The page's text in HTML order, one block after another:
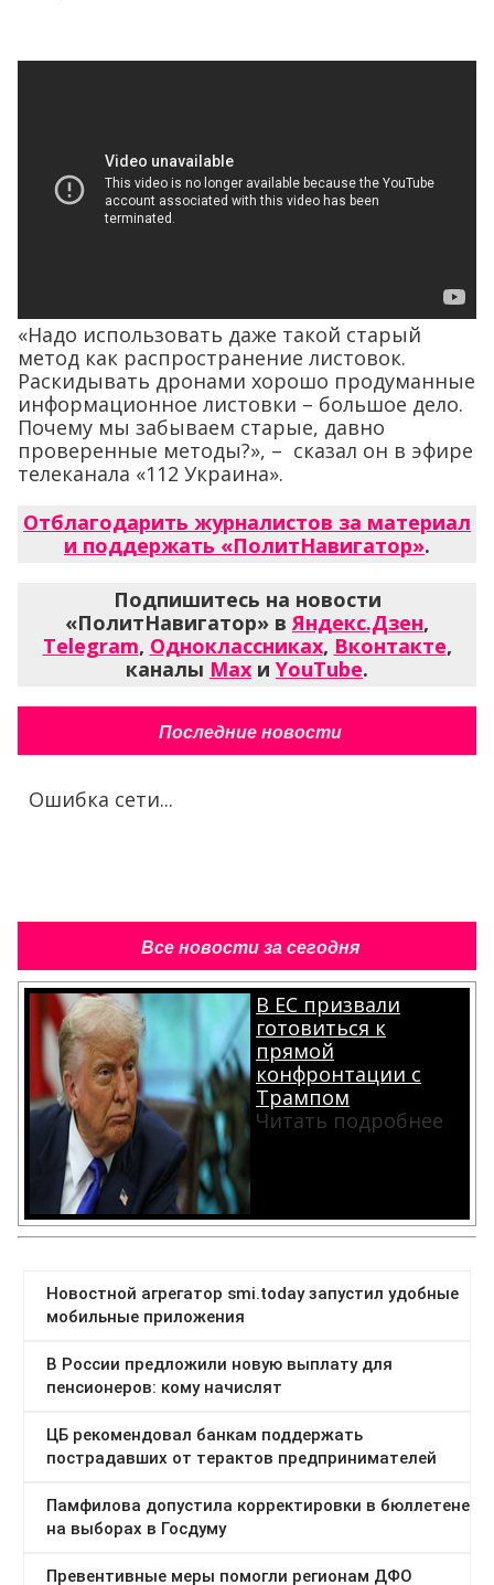
«Надо использовать даже такой старый
метод как распространение листовок.
Раскидывать дронами хорошо продуманные
информационное листовки – большое дело.
Почему мы забываем старые, давно
проверенные методы?», – сказал он в эфире
телеканала «112 Украина».
Отблагодарить журналистов за материал
и поддержать «ПолитНавигатор».
Подпишитесь на новости
«ПолитНавигатор» вЯндекс.Дзен,
Telegram, Одноклассниках, Вконтакте,
каналы Max и YouTube.
Последние новости
Ошибка сети...
Все новости за сегодня
В ЕС призвали
готовиться к
прямой
конфронтации с
Трампом
Читать подробнее